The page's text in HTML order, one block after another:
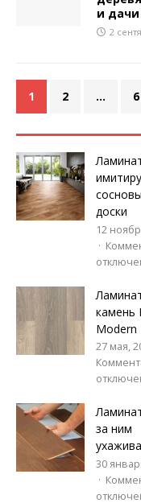
и дачи
2
1 2 … 6
доски
12
камень
Modern
27 мая,
за ним
30